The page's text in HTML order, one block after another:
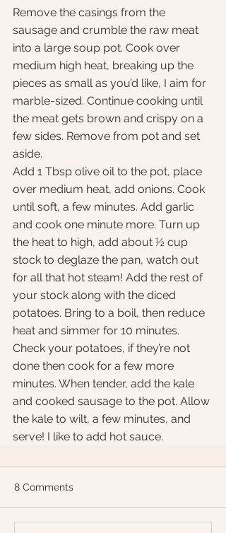
Remove the casings from the
sausage and crumble the raw meat
into a large soup pot. Cook over
medium high heat, breaking up the
pieces as small as you’d like, I aim for
marble-sized. Continue cooking until
the meat gets brown and crispy on a
few sides. Remove from pot and set
aside.
Add 1 Tbsp olive oil to the pot, place
over medium heat, add onions. Cook
until soft, a few minutes. Add garlic
and cook one minute more. Turn up
the heat to high, add about ½ cup
stock to deglaze the pan, watch out
for all that hot steam! Add the rest of
your stock along with the diced
potatoes. Bring to a boil, then reduce
heat and simmer for 10 minutes.
Check your potatoes, if they’re not
done then cook for a few more
minutes. When tender, add the kale
and cooked sausage to the pot. Allow
the kale to wilt, a few minutes, and
serve! I like to add hot sauce.
8 Comments